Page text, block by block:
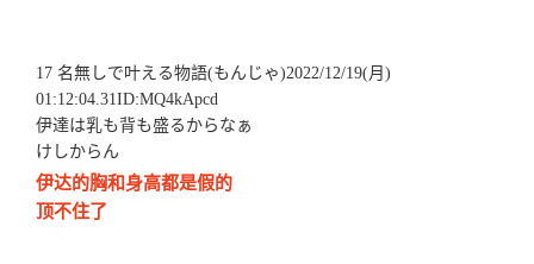
17 名無しで叶える物語(もんじゃ)2022/12/19(月)
01:12:04.31ID:MQ4kApcd
伊達は乳も背も盛るからなぁ
けしからん
伊达的胸和身高都是假的
顶不住了